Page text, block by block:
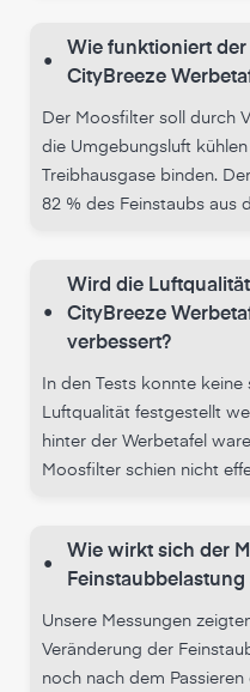
•
Wie funktioniert
CityBreeze
Der Moosfilter soll durch
die Umgebungsluft
Treibhausgase binden.
82 % des Feinstaubs aus
•
Wird die
CityBreeze
verbessert?
In den Tests konnte
Luftqualität festgestellt
hinter der Werbetafel
Moosfilter schien nicht
•
Wie wirkt sich der
Feinstaubbelastung
Unsere Messungen
Veränderung der
noch nach dem Passieren